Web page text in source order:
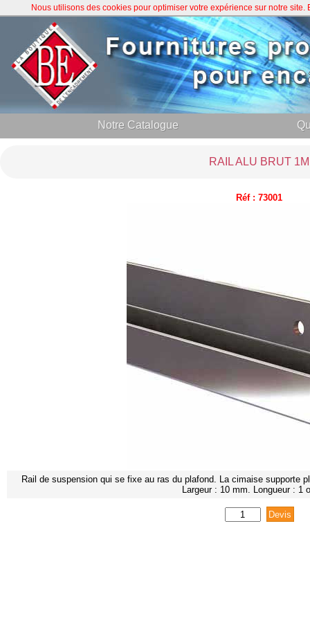
Notre Catalogue
RAIL ALU BRUT 1M
Réf : 73001
Rail de suspension qui se fixe au ras du plafond. La cimaise supporte
Largeur : 10 mm. Longueur : 1
Nous utilisons des cookies pour optimiser votre expérience sur notre